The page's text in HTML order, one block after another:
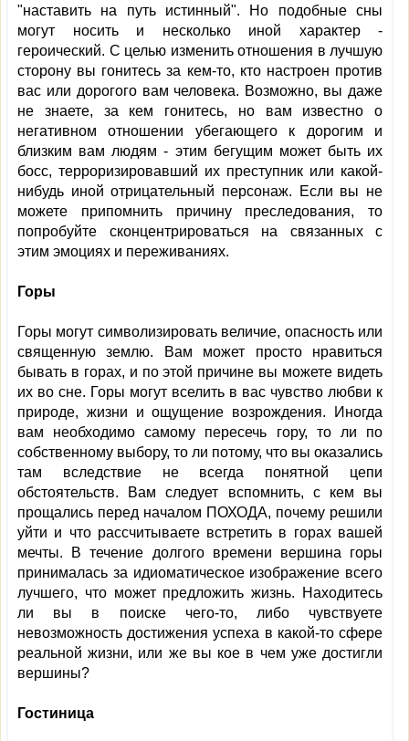
"наставить на путь истинный". Но подобные сны
могут носить и несколько иной характер -
героический. С целью изменить отношения в лучшую
сторону вы гонитесь за кем-то, кто настроен против
вас или дорогого вам человека. Возможно, вы даже
не знаете, за кем гонитесь, но вам известно о
негативном отношении убегающего к дорогим и
близким вам людям - этим бегущим может быть их
босс, терроризировавший их преступник или какой-
нибудь иной отрицательный персонаж. Если вы не
можете припомнить причину преследования, то
попробуйте сконцентрироваться на связанных с
этим эмоциях и переживаниях.
Горы
Горы могут символизировать величие, опасность или
священную землю. Вам может просто нравиться
бывать в горах, и по этой причине вы можете видеть
их во сне. Горы могут вселить в вас чувство любви к
природе, жизни и ощущение возрождения. Иногда
вам необходимо самому пересечь гору, то ли по
собственному выбору, то ли потому, что вы оказались
там вследствие не всегда понятной цепи
обстоятельств. Вам следует вспомнить, с кем вы
прощались перед началом ПОХОДА, почему решили
уйти и что рассчитываете встретить в горах вашей
мечты. В течение долгого времени вершина горы
принималась за идиоматическое изображение всего
лучшего, что может предложить жизнь. Находитесь
ли вы в поиске чего-то, либо чувствуете
невозможность достижения успеха в какой-то сфере
реальной жизни, или же вы кое в чем уже достигли
вершины?
Гостиница